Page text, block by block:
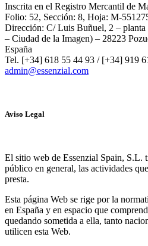
Inscrita en el Registro Mercantil de
Folio: 52, Sección: 8, Hoja: M-
Dirección: C/ Luis Buñuel, 2 –
– Ciudad de la Imagen) – 28223
España
Tel. [+34] 618 55 44 93 / [+34] 919
admin@essenzial.com
Aviso Legal
El sitio web de Essenzial Spain, S.L.
público en general, las actividades
presta.
Esta página Web se rige por la
en España y en espacio que
quedando sometida a ella, tanto
utilicen esta Web.